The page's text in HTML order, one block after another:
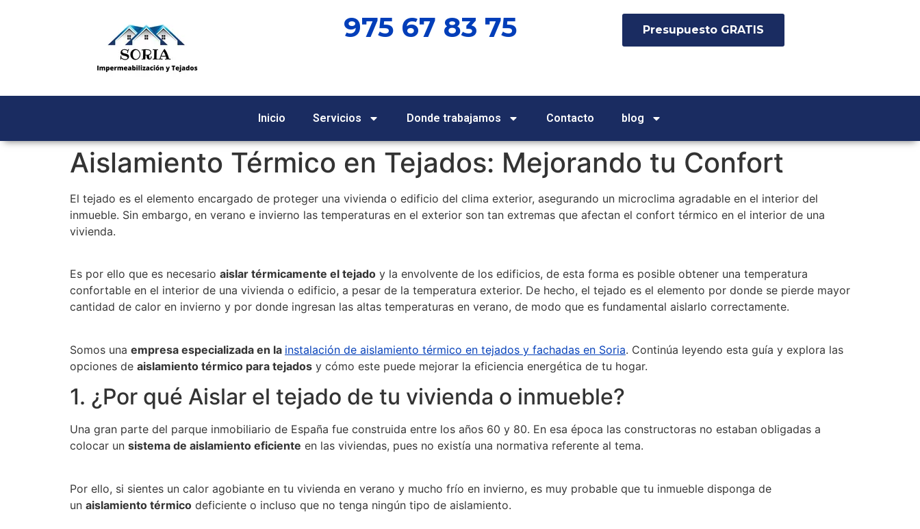
975 67 83 75 Presupuesto GRATIS
Inicio Servicios Donde trabajamos Contacto blog
Aislamiento Térmico en Tejados: Mejorando tu Confort
El tejado es el elemento encargado de proteger una vivienda o edificio del clima exterior, asegurando un microclima agradable en el interior del
inmueble. Sin embargo, en verano e invierno las temperaturas en el exterior son tan extremas que afectan el confort térmico en el interior de una
vivienda.
Es por ello que es necesario aislar térmicamente el tejado y la envolvente de los edificios, de esta forma es posible obtener una temperatura
confortable en el interior de una vivienda o edificio, a pesar de la temperatura exterior. De hecho, el tejado es el elemento por donde se pierde mayor
cantidad de calor en invierno y por donde ingresan las altas temperaturas en verano, de modo que es fundamental aislarlo correctamente.
Somos una empresa especializada en la instalación de aislamiento térmico en tejados y fachadas en Soria. Continúa leyendo esta guía y explora las
opciones de aislamiento térmico para tejados y cómo este puede mejorar la eficiencia energética de tu hogar.
1. ¿Por qué Aislar el tejado de tu vivienda o inmueble?
Una gran parte del parque inmobiliario de España fue construida entre los años 60 y 80. En esa época las constructoras no estaban obligadas a
colocar un sistema de aislamiento eficiente en las viviendas, pues no existía una normativa referente al tema.
Por ello, si sientes un calor agobiante en tu vivienda en verano y mucho frío en invierno, es muy probable que tu inmueble disponga de
un aislamiento térmico deficiente o incluso que no tenga ningún tipo de aislamiento.